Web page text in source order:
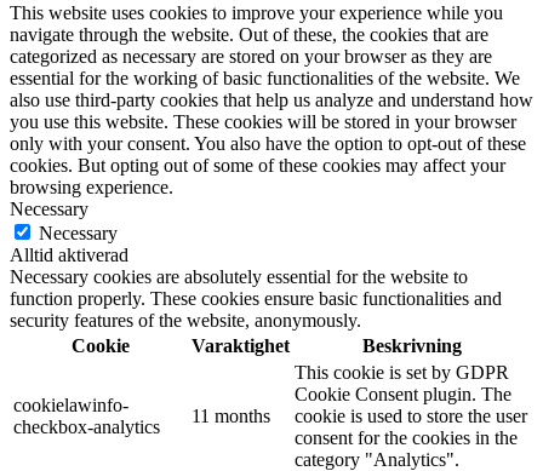
This website uses cookies to improve your experience while you
navigate through the website. Out of these, the cookies that are
categorized as necessary are stored on your browser as they are
essential for the working of basic functionalities of the website. We
also use third-party cookies that help us analyze and understand how
you use this website. These cookies will be stored in your browser
only with your consent. You also have the option to opt-out of these
cookies. But opting out of some of these cookies may affect your
browsing experience.
Necessary
Necessary
Alltid aktiverad
Necessary cookies are absolutely essential for the website to
function properly. These cookies ensure basic functionalities and
security features of the website, anonymously.
Cookie
Varaktighet Beskrivning
cookielawinfo-
checkbox-analytics
11 months
This cookie is set by GDPR
Cookie Consent plugin. The
cookie is used to store the user
consent for the cookies in the
category "Analytics".